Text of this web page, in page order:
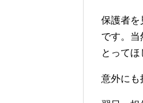
保護者を
です。当
とってほ
意外にも